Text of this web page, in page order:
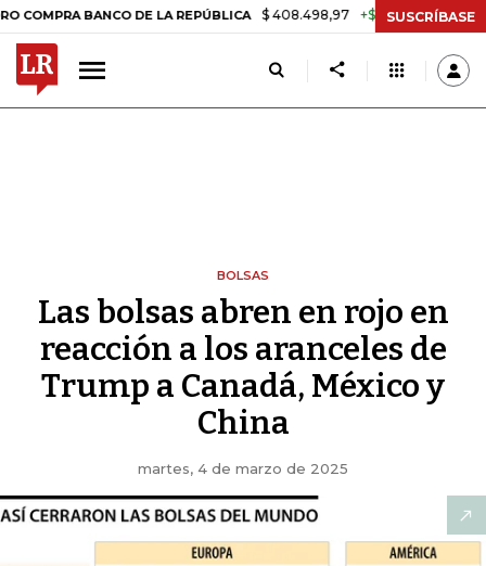
BANCO DE LA REPÚBLICA $ 408.498,97 +$ 8.753,81 +2,19%
SUSCRÍBASE
BOLSAS
Las bolsas abren en rojo en
reacción a los aranceles de
Trump a Canadá, México y
China
martes, 4 de marzo de 2025